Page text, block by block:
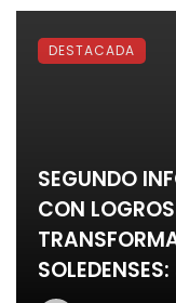
SEGUNDO
CON
DESTACADA